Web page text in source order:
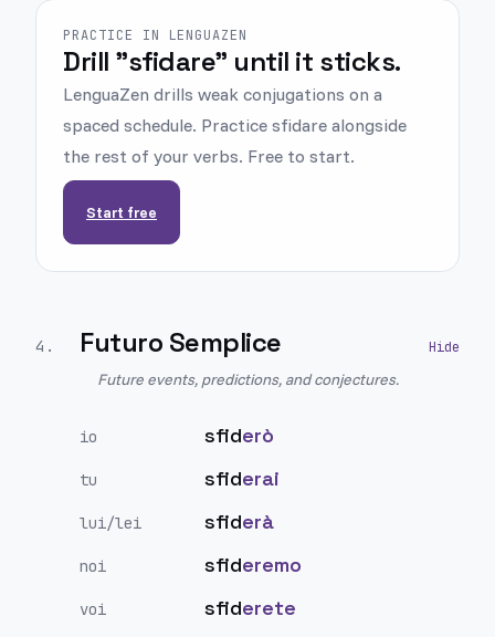
PRACTICE IN LENGUAZEN
Drill "sfidare" until it sticks.
LenguaZen drills weak conjugations on a
spaced schedule. Practice sfidare alongside
the rest of your verbs. Free to start.
Start free
4 . Futuro Semplice
Future events, predictions, and conjectures.
io sfiderò
tu sfiderai
lui/lei sfiderà
noi sfideremo
voi sfiderete